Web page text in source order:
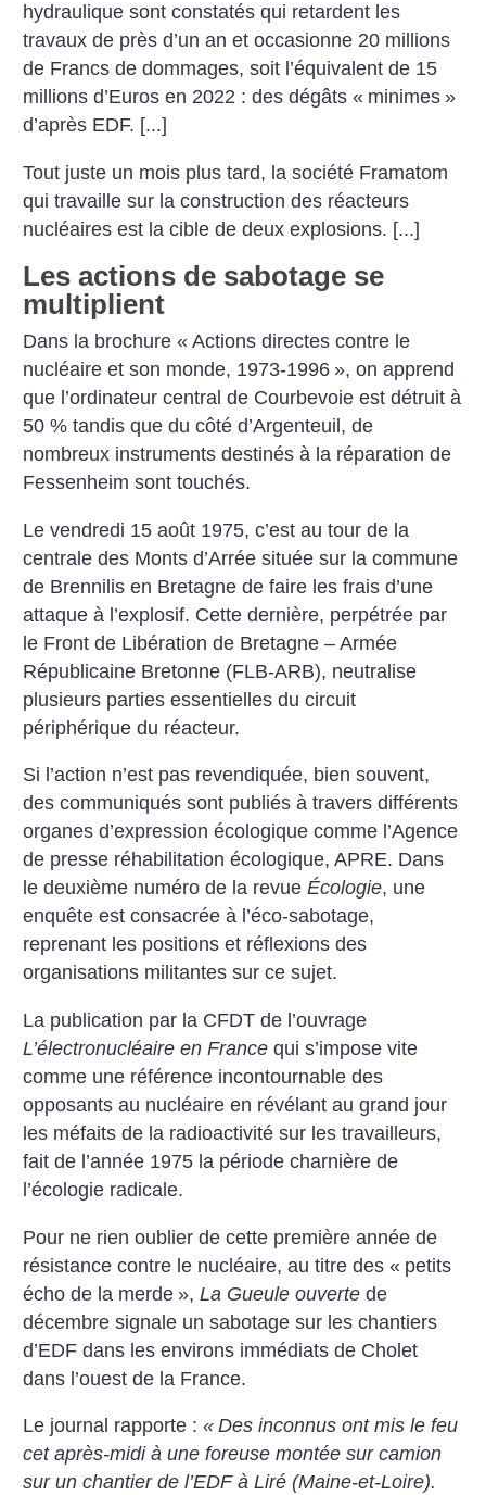
hydraulique sont constatés qui retardent les
travaux de près d’un an et occasionne 20 millions
de Francs de dommages, soit l’équivalent de 15
millions d’Euros en 2022 : des dégâts « minimes »
d’après EDF. [...]
Tout juste un mois plus tard, la société Framatom
qui travaille sur la construction des réacteurs
nucléaires est la cible de deux explosions. [...]
Les actions de sabotage se
multiplient
Dans la brochure « Actions directes contre le
nucléaire et son monde, 1973-1996 », on apprend
que l’ordinateur central de Courbevoie est détruit à
50 % tandis que du côté d’Argenteuil, de
nombreux instruments destinés à la réparation de
Fessenheim sont touchés.
Le vendredi 15 août 1975, c’est au tour de la
centrale des Monts d’Arrée située sur la commune
de Brennilis en Bretagne de faire les frais d’une
attaque à l’explosif. Cette dernière, perpétrée par
le Front de Libération de Bretagne – Armée
Républicaine Bretonne (FLB-ARB), neutralise
plusieurs parties essentielles du circuit
périphérique du réacteur.
Si l’action n’est pas revendiquée, bien souvent,
des communiqués sont publiés à travers différents
organes d’expression écologique comme l’Agence
de presse réhabilitation écologique, APRE. Dans
le deuxième numéro de la revueÉcologie, une
enquête est consacrée à l’éco-sabotage,
reprenant les positions et réflexions des
organisations militantes sur ce sujet.
La publication par la CFDT de l’ouvrage
L’électronucléaire en France qui s’impose vite
comme une référence incontournable des
opposants au nucléaire en révélant au grand jour
les méfaits de la radioactivité sur les travailleurs,
fait de l’année 1975 la période charnière de
l’écologie radicale.
Pour ne rien oublier de cette première année de
résistance contre le nucléaire, au titre des « petits
écho de la merde »,La Gueule ouverte de
décembre signale un sabotage sur les chantiers
d’EDF dans les environs immédiats de Cholet
dans l’ouest de la France.
Le journal rapporte :« Des inconnus ont mis le feu
cet après-midi à une foreuse montée sur camion
sur un chantier de l’EDF à Liré (Maine-et-Loire).